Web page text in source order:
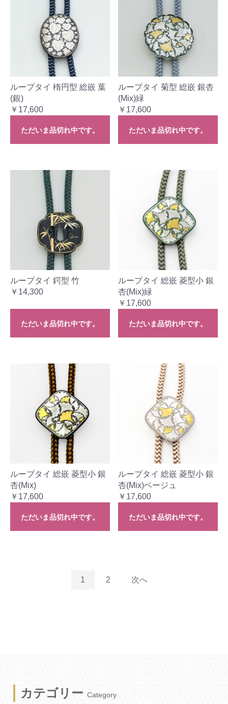
ループタイ 楕円型 総嵌 葉
(銀)
￥17,600
ただいま品切れ中です。
ループタイ 菊型 総嵌 銀杏
(Mix)緑
￥17,600
ただいま品切れ中です。
ループタイ 鍔型 竹
￥14,300
ただいま品切れ中です。
ループタイ 総嵌 菱型小 銀
杏(Mix)緑
￥17,600
ただいま品切れ中です。
ループタイ 総嵌 菱型小 銀
杏(Mix)
￥17,600
ただいま品切れ中です。
ループタイ 総嵌 菱型小 銀
杏(Mix)ベージュ
￥17,600
ただいま品切れ中です。
1 2 次へ
カテゴリーCategory